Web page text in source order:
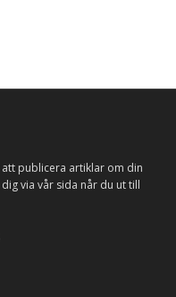
publicera artiklar om din
via vår sida når du ut till